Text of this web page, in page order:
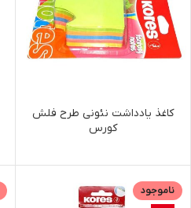
کاغذ یادداشت نئونی طرح فلش
کورس
ناموجود